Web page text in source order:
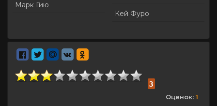
Марк Гию
Кей Фуро
3
Оценок: 1